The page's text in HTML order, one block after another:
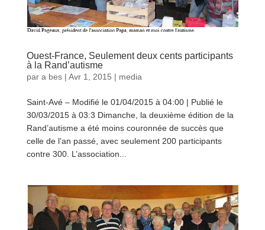
Ouest-France, Seulement deux cents participants
à la Rand’autisme
par a bes| Avr 1, 2015 | media
Saint-Avé – Modifié le 01/04/2015 à 04:00 | Publié le
30/03/2015 à 03:3 Dimanche, la deuxième édition de la
Rand’autisme a été moins couronnée de succès que
celle de l’an passé, avec seulement 200 participants
contre 300. L’association...